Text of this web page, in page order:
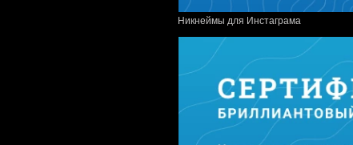
Никнеймы для Инстаграма